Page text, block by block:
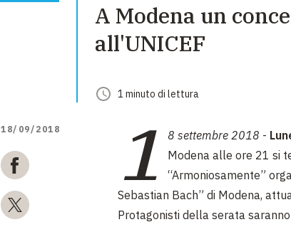
EMERGENZE
GRANDI
A Modena un
all'UNICEF
1 minuto di lettura
18/09/2018 1 8 settembre 2018 -
Modena alle ore 21 si
“Armoniosamente”
Sebastian Bach” di Modena,
Protagonisti della serata saranno